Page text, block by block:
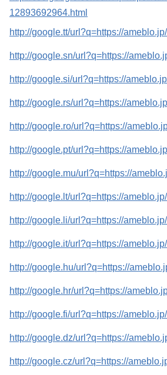
12893692964.html
http://google.tt/url?q=https://
http://google.sn/url?q=https://
http://google.si/url?q=https://
http://google.rs/url?q=https://
http://google.ro/url?q=https://
http://google.pt/url?q=https://
http://google.mu/url?q=https://
http://google.lt/url?q=https://
http://google.li/url?q=https://
http://google.it/url?q=https://
http://google.hu/url?q=https://
http://google.hr/url?q=https://
http://google.fi/url?q=https://
http://google.dz/url?q=https://
http://google.cz/url?q=https://